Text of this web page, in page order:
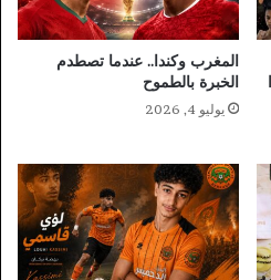
المغرب وكندا.. عندما تصطدم
الخبرة بالطموح
يوليو 4, 2026